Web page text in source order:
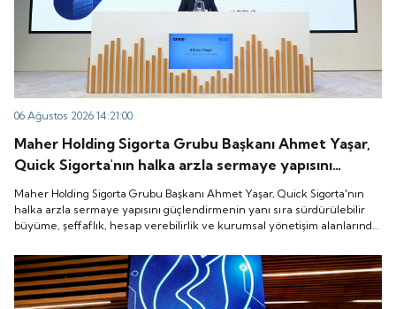
06 Ağustos 2026 14:21:00
Maher Holding Sigorta Grubu Başkanı Ahmet Yaşar,
Quick Sigorta'nın halka arzla sermaye yapısını
güçlendirmenin yanı sıra sürdürülebilir büyüme,
şeffaflık, hesap verebilirlik ve kurumsal yönetişim
alanlarında yeni bir döneme girdiğini belirtti.
Maher Holding Sigorta Grubu Başkanı Ahmet Yaşar, Quick Sigorta'nın
halka arzla sermaye yapısını güçlendirmenin yanı sıra sürdürülebilir
büyüme, şeffaflık, hesap verebilirlik ve kurumsal yönetişim alanlarında